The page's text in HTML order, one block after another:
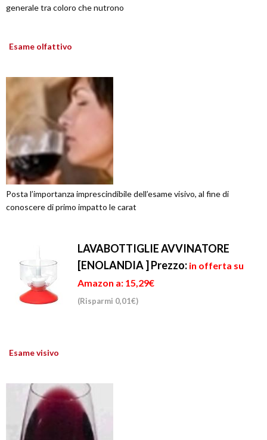
generale tra coloro che nutrono
Esame olfattivo
Posta l’importanza imprescindibile dell’esame visivo, al fine di
conoscere di primo impatto le carat
LAVABOTTIGLIE AVVINATORE
[ENOLANDIA ] Prezzo: in offerta su
Amazon a: 15,29€
(Risparmi 0,01€)
Esame visivo